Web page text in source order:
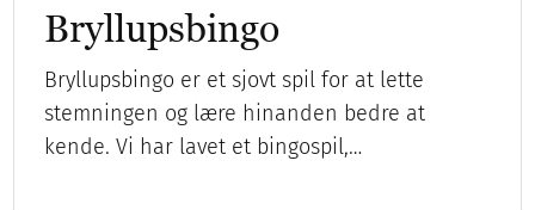
Bryllupsbingo
Bryllupsbingo er et sjovt spil for at lette
stemningen og lære hinanden bedre at
kende. Vi har lavet et bingospil,…